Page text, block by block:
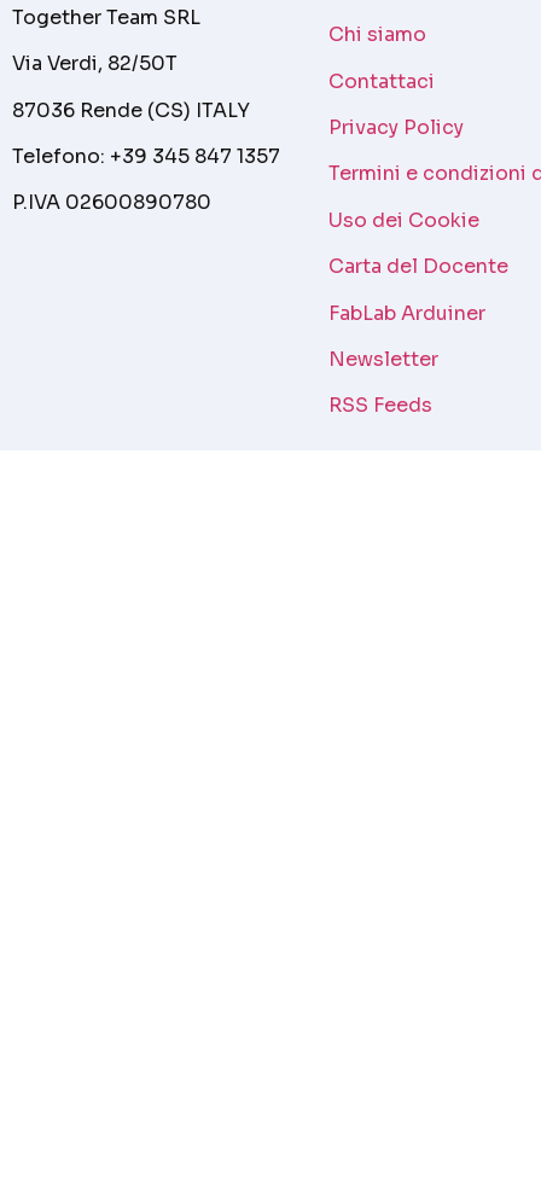
Together Team SRL
Via Verdi, 82/50T
87036 Rende (CS) ITALY
Telefono: +39 345 847 1357
P.IVA 02600890780
Chi siamo
Contattaci
Privacy Policy
Termini e condizioni
Uso dei Cookie
Carta del Docente
FabLab Arduiner
Newsletter
RSS Feeds